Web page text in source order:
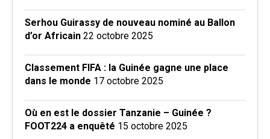
Serhou Guirassy de nouveau nominé au Ballon
d’or Africain 22 octobre 2025
Classement FIFA : la Guinée gagne une place
dans le monde 17 octobre 2025
Où en est le dossier Tanzanie – Guinée ?
FOOT224 a enquêté 15 octobre 2025